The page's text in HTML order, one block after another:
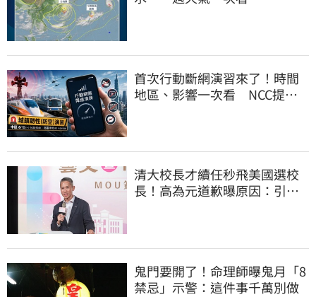
首次行動斷網演習來了！時間
地區、影響一次看 NCC提醒
清大校長才續任秒飛美國選校
長！高為元道歉曝原因：引起
鬼門要開了！命理師曝鬼月「8
禁忌」示警：這件事千萬別做